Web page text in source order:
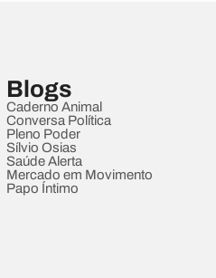
Blogs
Caderno Animal
Conversa Política
Pleno Poder
Sílvio Osias
Saúde Alerta
Mercado em Movimento
Papo Íntimo